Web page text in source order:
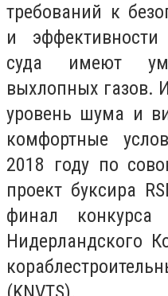
требований к
и
суда имеют
выхлопных газов.
уровень шума и
комфортные
2018 году по
проект буксира
финал конкурса
Нидерландского